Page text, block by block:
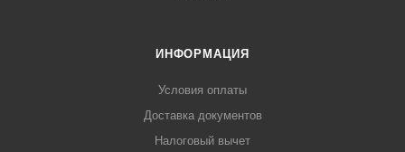
ИНФОРМАЦИЯ
Условия оплаты
Доставка документов
Налоговый вычет